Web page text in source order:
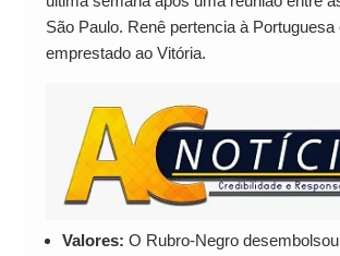
São Paulo. Renê pertencia à Portuguesa
emprestado ao Vitória.
Valores: O Rubro-Negro desembolsou